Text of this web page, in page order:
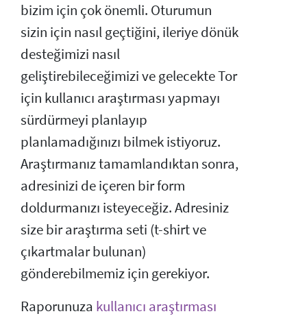
bizim için çok önemli. Oturumun
sizin için nasıl geçtiğini, ileriye dönük
desteğimizi nasıl
geliştirebileceğimizi ve gelecekte Tor
için kullanıcı araştırması yapmayı
sürdürmeyi planlayıp
planlamadığınızı bilmek istiyoruz.
Araştırmanız tamamlandıktan sonra,
adresinizi de içeren bir form
doldurmanızı isteyeceğiz. Adresiniz
size bir araştırma seti (t-shirt ve
çıkartmalar bulunan)
gönderebilmemiz için gerekiyor.
Raporunuza kullanıcı araştırması